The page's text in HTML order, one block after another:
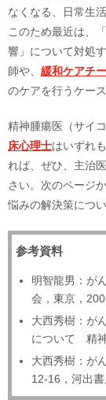
なくなる、日常生
このため最近は、
響」について対処
師や、 緩和ケアチ
のケアを行うケー
精神腫瘍医（サイ
床心理士はいずれ
れば、ぜひ、主治
さい。次のページ
悩みの解決策につ
参考資料
明智龍男：が
会，東京，
大西秀樹：が
について 精
大西秀樹：が
12-16，河出